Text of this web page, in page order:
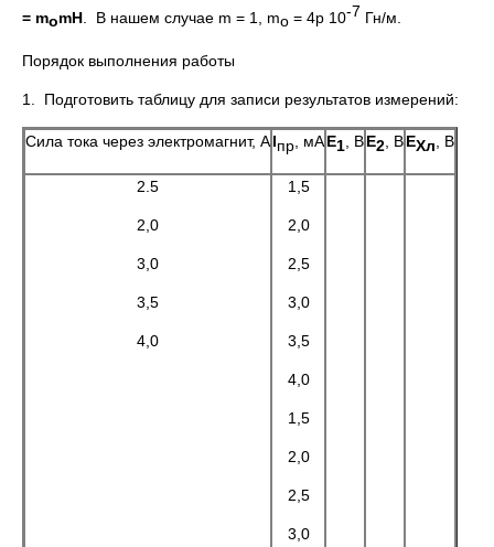
= mоmH . В нашем случае m = 1, mо = 4p 10-7 Гн/м.
Порядок выполнения работы
1. Подготовить таблицу для записи результатов измерений:
Сила тока через электромагнит, АIпр , мАE1 , ВE2 , ВEХл , В
2.5
2,0
3,0
3,5
4,0
1,5
2,0
2,5
3,0
3,5
4,0
1,5
2,0
2,5
3,0